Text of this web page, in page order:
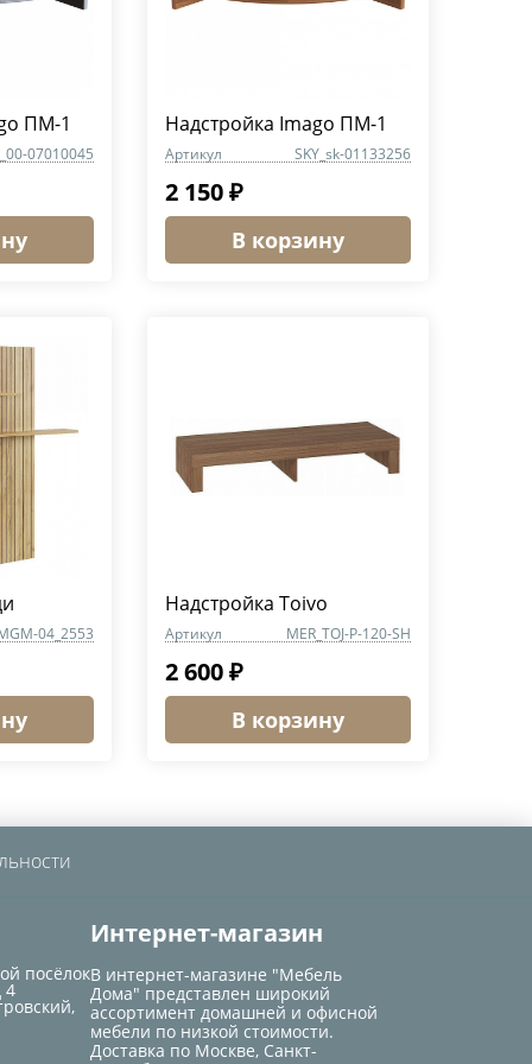
ПМ-1
07010045
Надстройка Imago ПМ-1
Артикул SKY_sk-01133256
2 150 ₽
В корзину
04_2553
Надстройка Toivo
Артикул MER_TOJ-P-120-SH
2 600 ₽
В корзину
посёлок
4
Интернет-магазин
В интернет-магазине "Мебель
Дома" представлен широкий
ассортимент домашней и офисной
мебели по низкой стоимости.
Доставка по Москве, Санкт-